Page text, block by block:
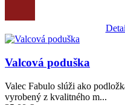
Obrázok
Valcová poduška
Valec Fabulo slúži ako
vyrobený z kvalitného m...